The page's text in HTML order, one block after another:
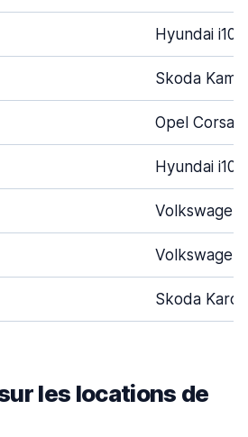
Hyundai i10
Skoda Kamiq
Opel Corsa
Hyundai i10
Volkswagen
Volkswagen
Skoda Karoq
les locations de